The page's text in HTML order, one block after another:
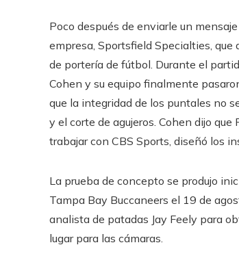
Poco después de enviarle un
empresa, Sportsfield Specialties,
de portería de fútbol. Durante el
Cohen y su equipo finalmente
que la integridad de los puntales no
y el corte de agujeros. Cohen dijo
trabajar con CBS Sports, diseñó los
La prueba de concepto se produjo
Tampa Bay Buccaneers el 19 de
analista de patadas Jay Feely para
lugar para las cámaras.